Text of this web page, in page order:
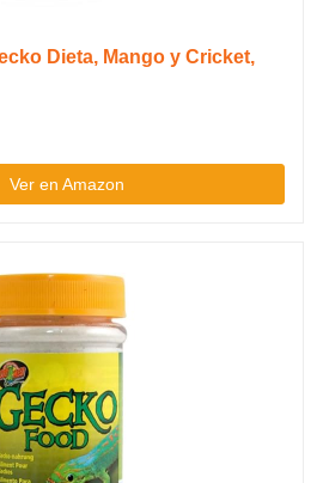
Dieta, Mango y Cricket,
Ver en Amazon